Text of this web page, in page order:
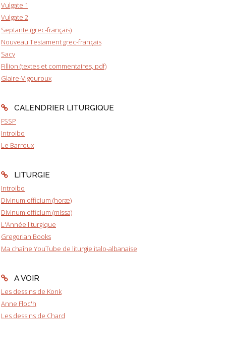
Vulgate 1
Vulgate 2
Septante (grec-français)
Nouveau Testament grec-français
Sacy
Fillion (textes et commentaires, pdf)
Glaire-Vigouroux
CALENDRIER LITURGIQUE
FSSP
Introibo
Le Barroux
LITURGIE
Introibo
Divinum officium (horæ)
Divinum officium (missa)
L'Année liturgique
Gregorian Books
Ma chaîne YouTube de liturgie italo-albanaise
A VOIR
Les dessins de Konk
Anne Floc'h
Les dessins de Chard